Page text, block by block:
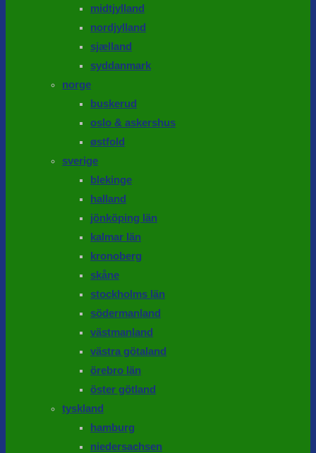
midtjylland
nordjylland
sjælland
syddanmark
norge
buskerud
oslo & askershus
østfold
sverige
blekinge
halland
jönköping län
kalmar län
kronoberg
skåne
stockholms län
södermanland
västmanland
västra götaland
örebro län
öster götland
tyskland
hamburg
niedersachsen